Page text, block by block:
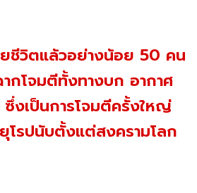
ยชีวิตแล้วอย่างน้อย 50 คน
กโจมตีทั้งทางบก อากาศ
ซึ่งเป็นการโจมตีครั้งใหญ่
โรปนับตั้งแต่สงครามโลก